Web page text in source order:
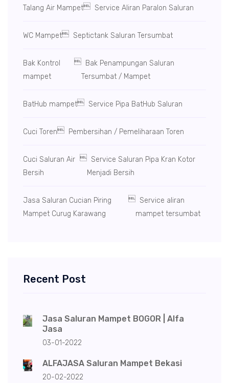
Talang Air Mampet Service Aliran Paralon Saluran
WC Mampet Septictank Saluran Tersumbat
Bak Kontrol
mampet
 Bak Penampungan Saluran
Tersumbat / Mampet
BatHub mampet Service Pipa BatHub Saluran
Cuci Toren Pembersihan / Pemeliharaan Toren
Cuci Saluran Air
Bersih
Service Saluran Pipa Kran Kotor
Menjadi Bersih
Jasa Saluran Cucian Piring
Mampet Curug Karawang
 Service aliran
mampet tersumbat
Recent Post
Jasa Saluran Mampet BOGOR | Alfa
Jasa
03-01-2022
ALFAJASA Saluran Mampet Bekasi
20-02-2022